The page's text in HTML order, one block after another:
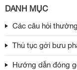
DANH MỤC
Các câu hỏi
Thủ tục gởi bưu
Hướng dẫn đóng